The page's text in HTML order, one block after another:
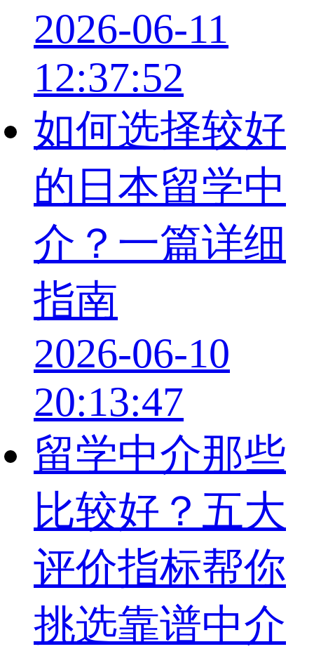
2026-06-11
12:37:52
如何选择较好
的日本留学中
介？一篇详细
指南
2026-06-10
20:13:47
留学中介那些
比较好？五大
评价指标帮你
挑选靠谱中介